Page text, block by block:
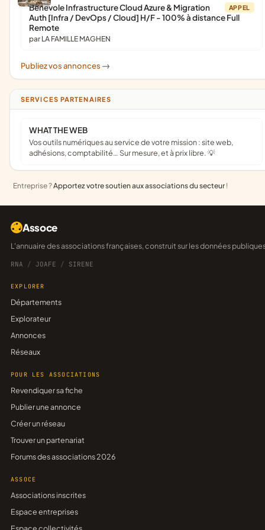
APPEL
Bénévole Infrastructure Cloud Azure & Migration
Auth [Infra / DevOps / Cloud] H/F - 100% à distance Full
Remote
par LA FAMILLE MAGHEN
Publiez vos annonces ->
SERVICES PARTENAIRES
WHAT THE WEB
Vos outils numériques au service de votre mission : site web,
adhésions, comptabilité… Sur mesure, et à prix libre. 💡
Entreprise ?Apportez votre soutien aux associations du secteur !
Assoce
L'annuaire des associations françaises, construit sur les données
RNA / JOAFE / SIRENE
EXPLORER
Départements
Explorateur
Annonces
Réseaux
POUR LES ASSOCIATIONS
Revendiquer sa fiche
Publier une annonce
Créer un réseau
Trouver un partenariat
Forums des associations 2026
ASSOCE
Associations inscrites
Espace entreprises